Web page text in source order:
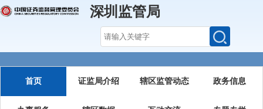
深圳监管局
首页 证监局介绍 辖区监管动态 政务信息